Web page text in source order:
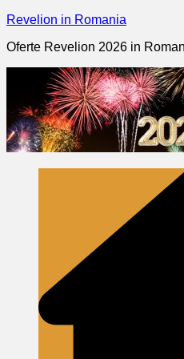
Skip
content
Revelion in Romania
Oferte Revelion 2026 in